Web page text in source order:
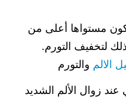
مستواها أعلى من
لتخفيف التورم.
الالم والتورم
زوال الألم الشديد